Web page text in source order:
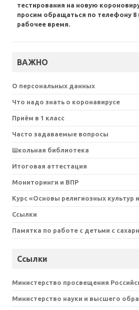
тестирования на новую
просим обращаться по телефону 8
рабочее время.
ВАЖНО
О персональных данных
Что надо знать о коронавирусе
Приём в 1 класс
Часто задаваемые вопросы
Школьная библиотека
Итоговая аттестация
Мониторинги и ВПР
Курс «Основы религиозных культур
Ссылки
Памятка по работе с детьми с
Ссылки
Министерство просвещения
Министерство науки и высшего